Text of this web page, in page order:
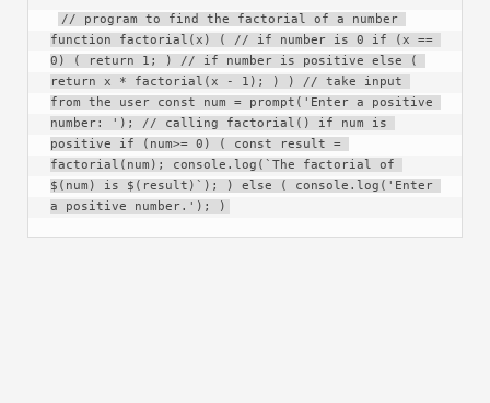
// program to find the factorial of a number
function factorial(x) ( // if number is 0 if (x ==
0) ( return 1; ) // if number is positive else (
return x * factorial(x - 1); ) ) // take input
from the user const num = prompt('Enter a positive
number: '); // calling factorial() if num is
positive if (num>= 0) ( const result =
factorial(num); console.log(`The factorial of
$(num) is $(result)`); ) else ( console.log('Enter
a positive number.'); )